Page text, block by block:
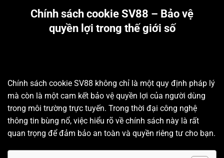
Chính sách cookie SV88 – Bảo vệ
quyền lợi trong thế giới số
Chính sách cookie SV88 không chỉ là một quy định pháp lý
mà còn là một cam kết bảo vệ quyền lợi của người dùng
trong môi trường trực tuyến. Trong thời đại công nghệ
thông tin bùng nổ, việc hiểu rõ về chính sách này là rất
quan trọng để đảm bảo an toàn và quyền riêng tư cho bạn.